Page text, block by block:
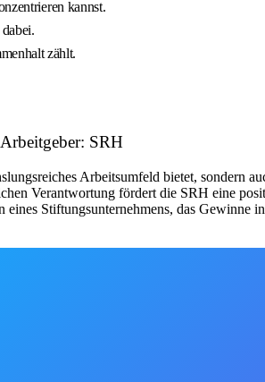
kannst.
zählt.
SRH
Arbeitsumfeld bietet, sondern
Verantwortung fördert die SRH eine
Stiftungsunternehmens, das Gewinne